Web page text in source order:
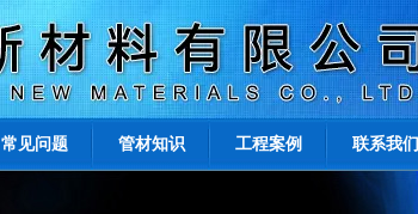
常见问题 管材知识 工程案例 联系我们